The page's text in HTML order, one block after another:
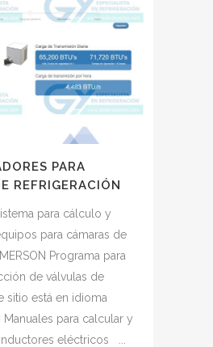
PARA
REFRIGERACIÓN
para cálculo y
para cámaras de
Programa para
de válvulas de
sitio está en idioma
Manuales para calcular y
eléctricos ...